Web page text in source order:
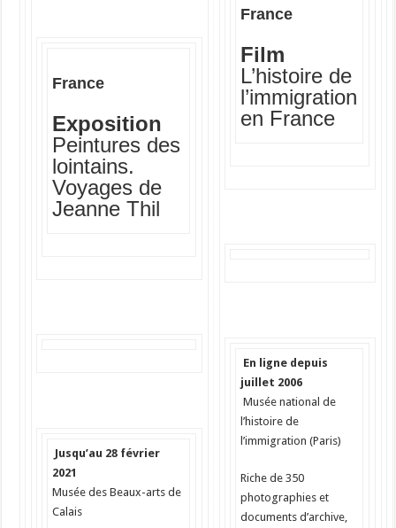
France
Exposition
Peintures des
lointains.
Voyages de
Jeanne Thil
Jusqu’au 28 février
2021
Musée des Beaux-arts de
Calais
France
Film
L’histoire de
l’immigration
en France
En ligne depuis
juillet 2006
Musée national de
l’histoire de
l’immigration (Paris)
Riche de 350
photographies et
documents d’archive,